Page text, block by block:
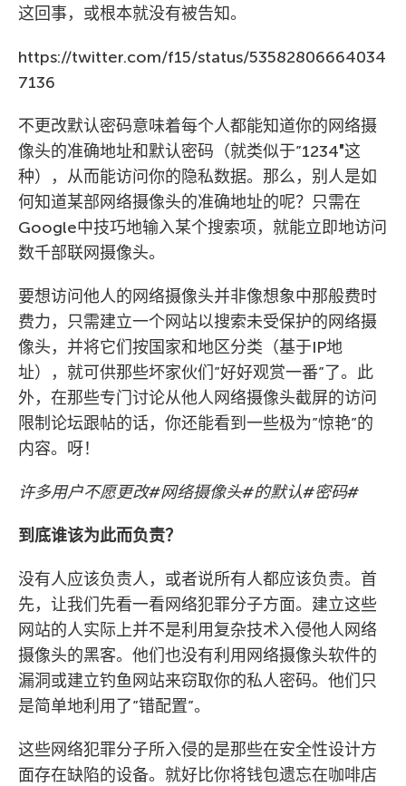
这回事，或根本就没有被告知。
https://twitter.com/f15/status/53582806664034
7136
不更改默认密码意味着每个人都能知道你的网络摄
像头的准确地址和默认密码（就类似于”1234″这
种），从而能访问你的隐私数据。那么，别人是如
何知道某部网络摄像头的准确地址的呢？只需在
Google中技巧地输入某个搜索项，就能立即地访问
数千部联网摄像头。
要想访问他人的网络摄像头并非像想象中那般费时
费力，只需建立一个网站以搜索未受保护的网络摄
像头，并将它们按国家和地区分类（基于IP地
址），就可供那些坏家伙们”好好观赏一番”了。此
外，在那些专门讨论从他人网络摄像头截屏的访问
限制论坛跟帖的话，你还能看到一些极为”惊艳”的
内容。呀！
许多用户不愿更改#网络摄像头#的默认#密码#
到底谁该为此而负责？
没有人应该负责人，或者说所有人都应该负责。首
先，让我们先看一看网络犯罪分子方面。建立这些
网站的人实际上并不是利用复杂技术入侵他人网络
摄像头的黑客。他们也没有利用网络摄像头软件的
漏洞或建立钓鱼网站来窃取你的私人密码。他们只
是简单地利用了”错配置”。
这些网络犯罪分子所入侵的是那些在安全性设计方
面存在缺陷的设备。就好比你将钱包遗忘在咖啡店